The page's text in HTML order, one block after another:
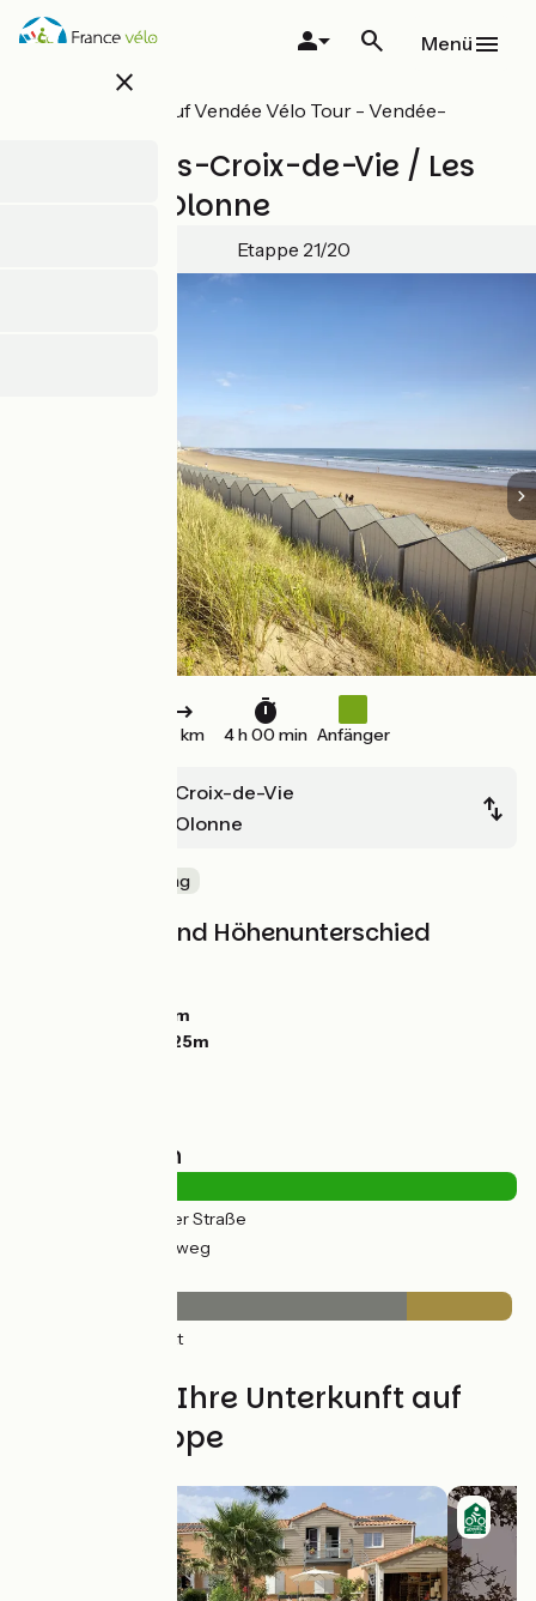
Direkt
zum
close
Menü
Alle Etappen auf Vendée Vélo Tour - Vendée-
Saint-Gilles-Croix-de-Vie / Les
Sables-d'Olonne
Etappe 21/20
37 km 4 h 00 min Anfänger
Saint-Gilles-Croix-de-Vie
Les Sables d'Olonne
Die Küste entlang
Steigungen und Höhenunterschied
0m
25m
Straßentypen
(22%) Auf der Straße
(78%) Radweg
(78%) Glatt
Finden Sie Ihre Unterkunft auf
dieser Etappe